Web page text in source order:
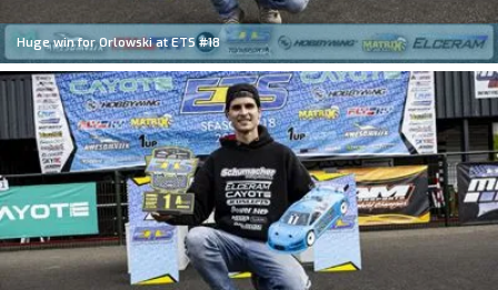
Huge win for Orlowski at ETS #18